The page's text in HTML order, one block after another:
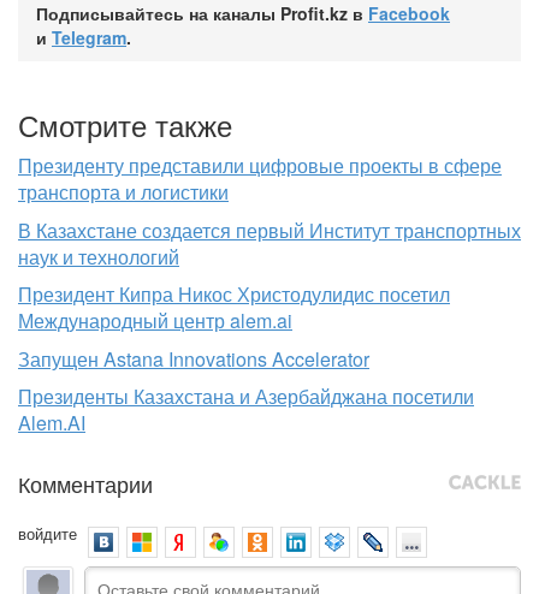
Подписывайтесь на каналы Profit.kz в Facebook
и Telegram.
Смотрите также
Президенту представили цифровые проекты в сфере
транспорта и логистики
В Казахстане создается первый Институт транспортных
наук и технологий
Президент Кипра Никос Христодулидис посетил
Международный центр alem.ai
Запущен Astana Innovations Accelerator
Президенты Казахстана и Азербайджана посетили
Alem.AI
Комментарии
войдите